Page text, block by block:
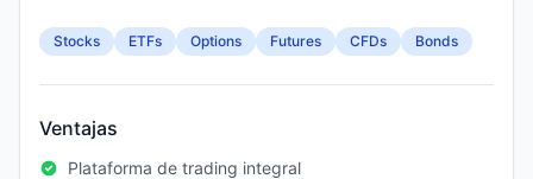
Stocks ETFs Options Futures CFDs Bonds
Ventajas
Plataforma de trading integral